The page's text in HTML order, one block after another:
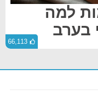
למה
בערב
66,113